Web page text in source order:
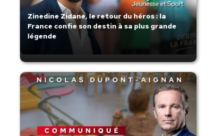
Zinedine Zidane, le retour du héros : la
France confie son destin à sa plus grande
légende